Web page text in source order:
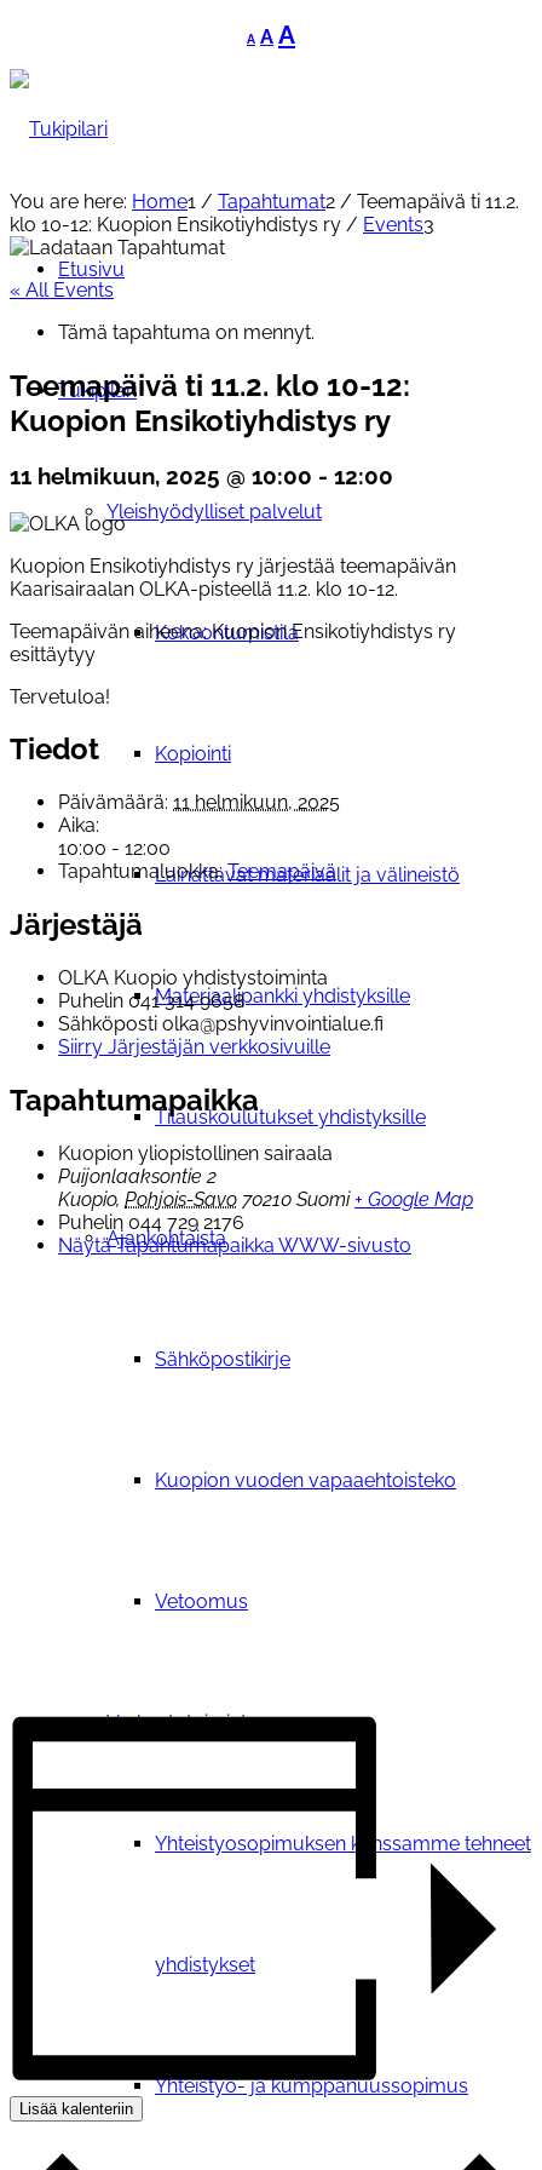
A
Decrease
font
A Reset
font
AIncrease
Etusivu
Tukipilari
Yleishyödylliset palvelut
Kokoontumistila
Kopiointi
Lainattavat materiaalit ja välineistö
Materiaalipankki yhdistyksille
Tilauskoulutukset yhdistyksille
Ajankohtaista
Sähköpostikirje
Kuopion vuoden vapaaehtoisteko
Vetoomus
Verkostotoiminta
Yhteistyosopimuksen kanssamme tehneet
yhdistykset
Yhteistyö- ja kumppanuussopimus
You are here: Home1 / Tapahtumat2 / Teemapäivä ti 11.2.
klo 10-12: Kuopion Ensikotiyhdistys ry / Events3
« All Events
Tämä tapahtuma on mennyt.
Teemapäivä ti 11.2. klo 10-12:
Kuopion Ensikotiyhdistys ry
11 helmikuun, 2025 @ 10:00 - 12:00
Kuopion Ensikotiyhdistys ry järjestää teemapäivän
Kaarisairaalan OLKA-pisteellä 11.2. klo 10-12.
Teemapäivän aiheena: Kuopion Ensikotiyhdistys ry
esittäytyy
Tervetuloa!
Tiedot
Päivämäärä: 11 helmikuun, 2025
Aika:
10:00 - 12:00
Tapahtumaluokka: Teemapäivä
Järjestäjä
OLKA Kuopio yhdistystoiminta
Puhelin 041 314 9658
Sähköposti olka@pshyvinvointialue.fi
Siirry Järjestäjän verkkosivuille
Tapahtumapaikka
Kuopion yliopistollinen sairaala
Puijonlaaksontie 2
Kuopio, Pohjois-Savo 70210 Suomi + Google Map
Puhelin 044 729 2176
Näytä Tapahtumapaikka WWW-sivusto
Lisää kalenteriin